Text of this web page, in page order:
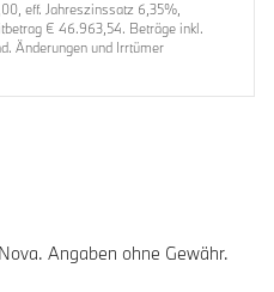
eff. Jahreszinssatz 6,35%,
€ 46.963,54. Beträge inkl.
Änderungen und Irrtümer
Angaben ohne Gewähr.